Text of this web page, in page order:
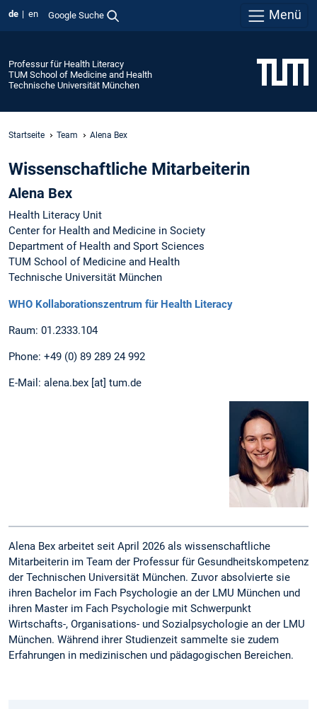
de en Google Suche Menü
Professur für Health Literacy
TUM School of Medicine and Health
Technische Universität München
Startseite Team Alena Bex
Wissenschaftliche Mitarbeiterin
Alena Bex
Health Literacy Unit
Center for Health and Medicine in Society
Department of Health and Sport Sciences
TUM School of Medicine and Health
Technische Universität München
WHO Kollaborationszentrum für Health Literacy
Raum: 01.2333.104
Phone: +49 (0) 89 289 24 992
E-Mail: alena.bex [at] tum.de
Alena Bex arbeitet seit April 2026 als wissenschaftliche
Mitarbeiterin im Team der Professur für Gesundheitskompetenz
der Technischen Universität München. Zuvor absolvierte sie
ihren Bachelor im Fach Psychologie an der LMU München und
ihren Master im Fach Psychologie mit Schwerpunkt
Wirtschafts-, Organisations- und Sozialpsychologie an der LMU
München. Während ihrer Studienzeit sammelte sie zudem
Erfahrungen in medizinischen und pädagogischen Bereichen.